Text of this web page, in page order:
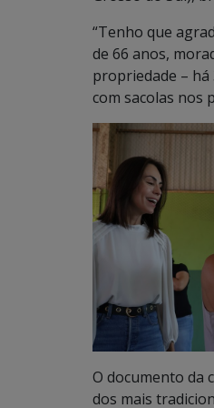
“Tenho que
de 66 anos,
propriedade – há
com sacolas nos
O documento da
dos mais